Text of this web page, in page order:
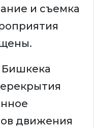
и съемка
Бишкека
движения